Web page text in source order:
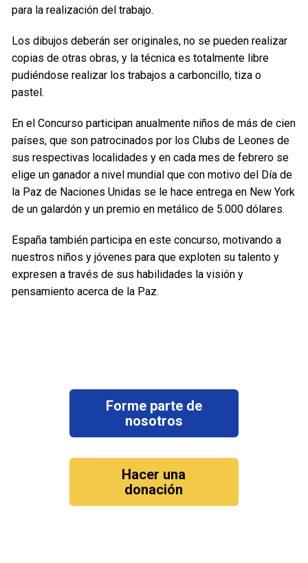
para la realización del trabajo.
Los dibujos deberán ser originales, no se pueden realizar
copias de otras obras, y la técnica es totalmente libre
pudiéndose realizar los trabajos a carboncillo, tiza o
pastel.
En el Concurso participan anualmente niños de más de cien
países, que son patrocinados por los Clubs de Leones de
sus respectivas localidades y en cada mes de febrero se
elige un ganador a nivel mundial que con motivo del Día de
la Paz de Naciones Unidas se le hace entrega en New York
de un galardón y un premio en metálico de 5.000 dólares.
España también participa en este concurso, motivando a
nuestros niños y jóvenes para que exploten su talento y
expresen a través de sus habilidades la visión y
pensamiento acerca de la Paz.
Forme parte de
nosotros
Hacer una
donación